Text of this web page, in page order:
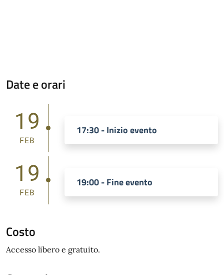
Date e orari
19
FEB
17:30 - Inizio evento
19
FEB
19:00 - Fine evento
Costo
Accesso libero e gratuito.